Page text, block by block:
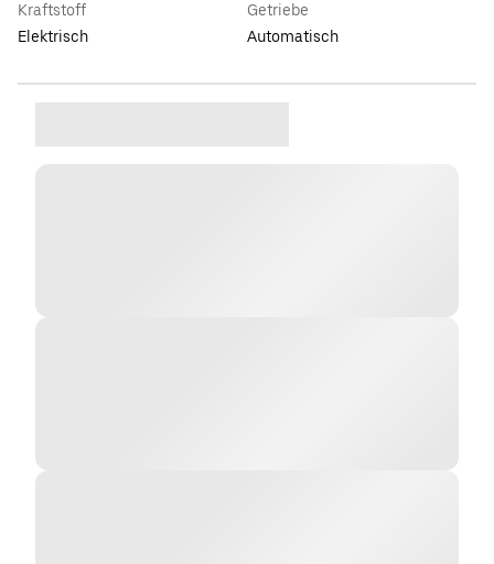
Kraftstoff
Elektrisch
Getriebe
Automatisch